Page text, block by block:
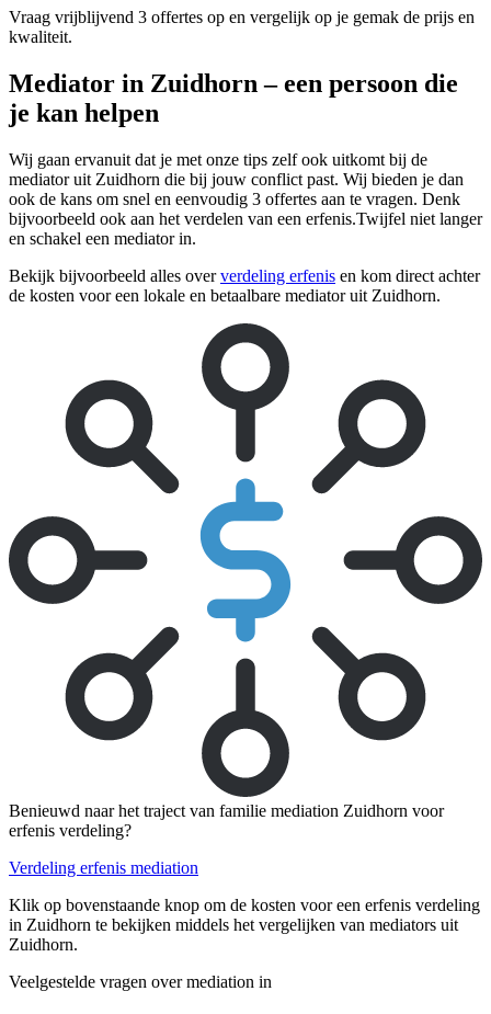
Vraag vrijblijvend 3 offertes op en vergelijk op je gemak de prijs en
kwaliteit.
Mediator in Zuidhorn – een persoon die
je kan helpen
Wij gaan ervanuit dat je met onze tips zelf ook uitkomt bij de
mediator uit Zuidhorn die bij jouw conflict past. Wij bieden je dan
ook de kans om snel en eenvoudig 3 offertes aan te vragen. Denk
bijvoorbeeld ook aan het verdelen van een erfenis.Twijfel niet langer
en schakel een mediator in.
Bekijk bijvoorbeeld alles oververdeling erfenis en kom direct achter
de kosten voor een lokale en betaalbare mediator uit Zuidhorn.
Benieuwd naar het traject van familie mediation Zuidhorn voor
erfenis verdeling?
Verdeling erfenis mediation
Klik op bovenstaande knop om de kosten voor een erfenis verdeling
in Zuidhorn te bekijken middels het vergelijken van mediators uit
Zuidhorn.
Veelgestelde vragen over mediation in